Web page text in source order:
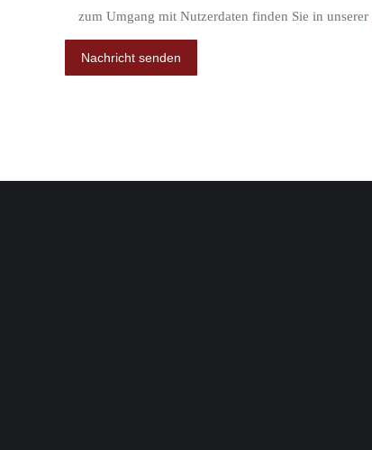
zum Umgang mit Nutzerdaten finden Sie in unserer